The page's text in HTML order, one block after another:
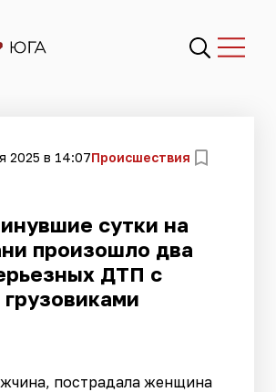
2025 в 14:07Происшествия
сутки на
произошло два
ДТП с
грузовиками
пострадала женщина